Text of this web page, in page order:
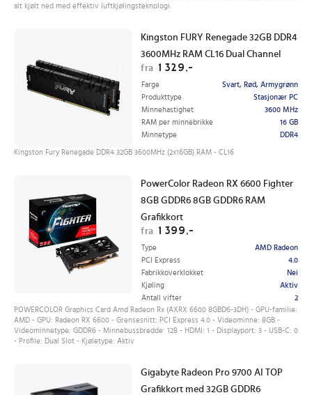
alt kjølt ned med effektiv luftkjølingsteknologi.
Kingston FURY Renegade 32GB DDR4
3600MHz RAM CL16 Dual Channel
fra 1 329,-
Farge
Svart, Rød, Armygrønn
Produkttype
Stasjonær PC
Minnehastighet
3600 MHz
RAM per minnebrikke
16 GB
Minnetype
DDR4
Kingston Fury Renegade DDR4 32GB 3600MHz (2x16GB) RAM - CL16
PowerColor Radeon RX 6600 Fighter
8GB GDDR6 8GB GDDR6 RAM
Grafikkort
fra 1 399,-
Type
AMD Radeon
PCI Express
4.0
Fabrikkoverklokket
Nei
Kjøling
Aktiv
Antall vifter
2
POWERCOLOR Graphics Card Amd Radeon Rx (AXRX 6600 8GBD6-3DH) - GPU-familie:
AMD - GPU: Radeon RX 6600 - Grensesnitt: PCI Express 4.0 - Videominne: 8GB -
Videominnetype: GDDR6 - Minnebussbredde: 128 - HDMI: 1 - Displayport: 3 - USB-C: 0
- Profile: Dual Slot - Kjøletype: Aktiv
Gigabyte Radeon Pro 9700 AI TOP
Grafikkort med 32GB GDDR6